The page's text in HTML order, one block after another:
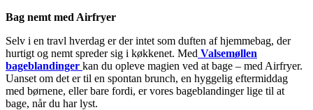
Bag nemt med Airfryer
Selv i en travl hverdag er der intet som duften af hjemmebag, der
hurtigt og nemt spreder sig i køkkenet. Med Valsemøllen
bageblandinger kan du opleve magien ved at bage – med Airfryer.
Uanset om det er til en spontan brunch, en hyggelig eftermiddag
med børnene, eller bare fordi, er vores bageblandinger lige til at
bage, når du har lyst.